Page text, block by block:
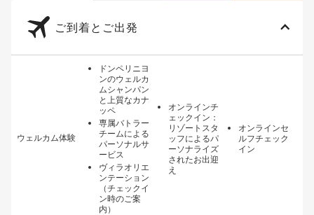
ご到着とご出発
ウェルカム体験
ドンペリニヨ
ンのウェルカ
ムシャンパン
と上質なカナ
ッペ
専属バトラー
チームによる
パーソナルサ
ービス
ヴィラオリエ
ンテーション
（チェックイ
ン時のご案
内）
オンラインチ
ェックイン：
リゾートスタ
ッフによるパ
ーソナライズ
されたお出迎
え
オンラインセ
ルフチェック
イン